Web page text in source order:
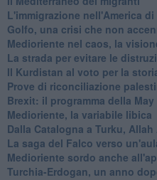
L'immigrazione nell'America di
Golfo, una crisi che non
Medioriente nel caos, la
La strada per evitare le
Il Kurdistan al voto per la
Prove di riconciliazione
Brexit: il programma della May
Medioriente, la variabile libica
Dalla Catalogna a Turku,
La saga del Falco verso
Medioriente sordo anche
Turchia-Erdogan, un anno